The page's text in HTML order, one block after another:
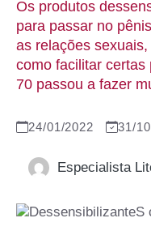
Os produtos
para passar no
as relações
como facilitar certas
70 passou a fazer
24/01/2022 31/
Especialista